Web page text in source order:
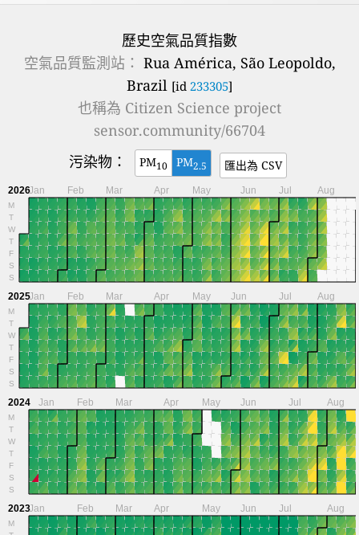
歷史空氣品質指數
空氣品質監測站： Rua América, São Leopoldo,
Brazil [id 233305]
也稱為 Citizen Science project
sensor.community/66704
污染物：
PM10 PM2.5 匯出為 CSV
2026
M
T
W
T
F
S
S
Jan Feb Mar Apr May Jun Jul Aug
2025
M
T
W
T
F
S
S
Jan Feb Mar Apr May Jun Jul Aug
2024
M
T
W
T
F
S
S
Jan Feb Mar Apr May Jun Jul Aug
2023
M
Jan Feb Mar Apr May Jun Jul Aug